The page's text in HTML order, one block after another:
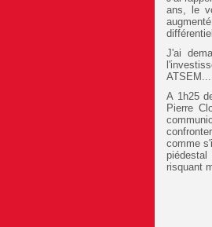
ans, le
J'ai
ATSEM...
A 1h25
Pierre
comme
risquant